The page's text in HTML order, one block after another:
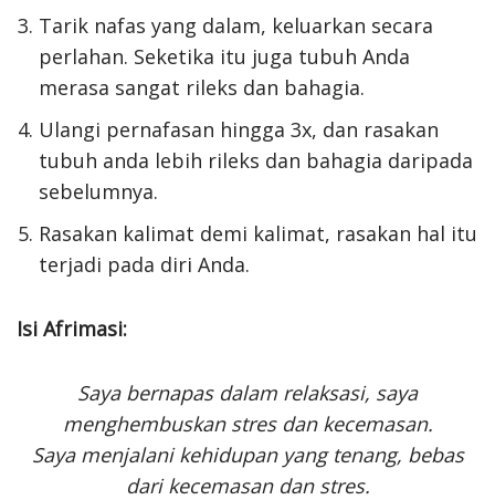
Tarik nafas yang dalam, keluarkan secara
perlahan. Seketika itu juga tubuh Anda
merasa sangat rileks dan bahagia.
Ulangi pernafasan hingga 3x, dan rasakan
tubuh anda lebih rileks dan bahagia daripada
sebelumnya.
Rasakan kalimat demi kalimat, rasakan hal itu
terjadi pada diri Anda.
Isi Afrimasi:
Saya bernapas dalam relaksasi, saya
menghembuskan stres dan kecemasan.
Saya menjalani kehidupan yang tenang, bebas
dari kecemasan dan stres.